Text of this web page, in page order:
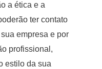
a ética e a
ter contato
empresa e por
profissional,
estilo da sua